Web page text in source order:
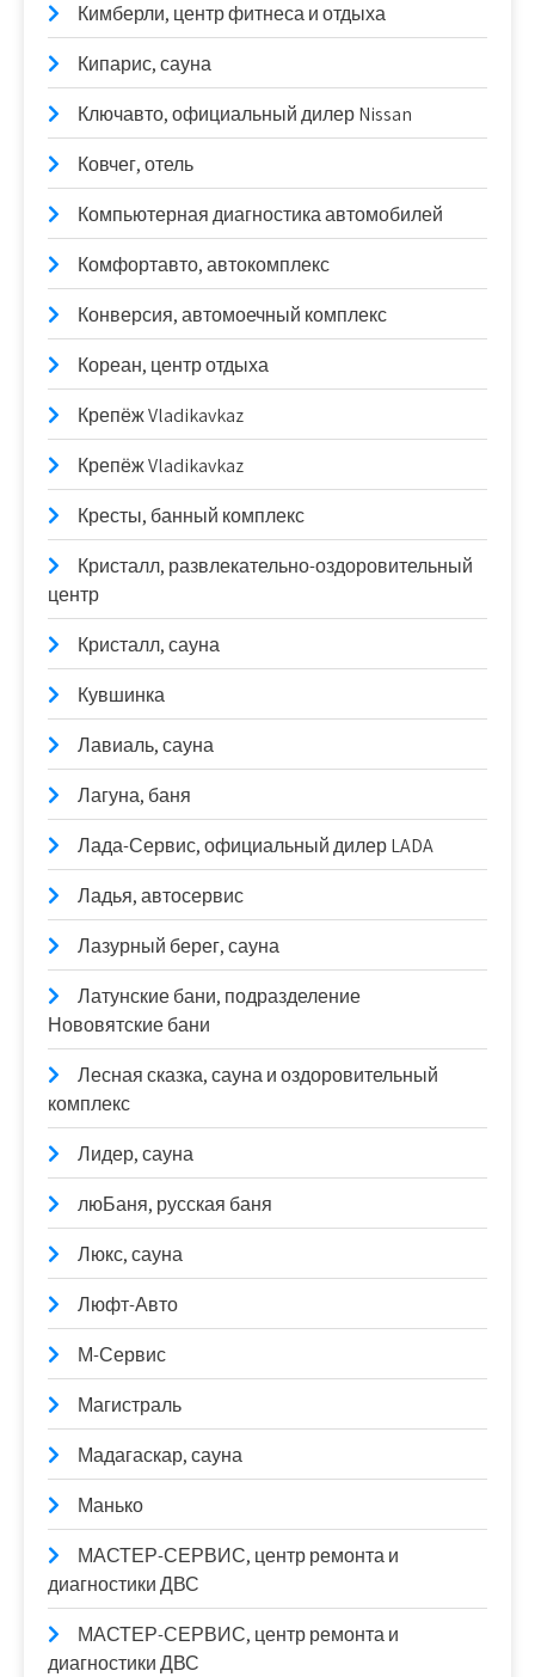
Кимберли, центр фитнеса и отдыха
Кипарис, сауна
Ключавто, официальный дилер Nissan
Ковчег, отель
Компьютерная диагностика автомобилей
Комфортавто, автокомплекс
Конверсия, автомоечный комплекс
Кореан, центр отдыха
Крепёж Vladikavkaz
Крепёж Vladikavkaz
Кресты, банный комплекс
Кристалл, развлекательно-оздоровительный
центр
Кристалл, сауна
Кувшинка
Лавиаль, сауна
Лагуна, баня
Лада-Сервис, официальный дилер LADA
Ладья, автосервис
Лазурный берег, сауна
Латунские бани, подразделение
Нововятские бани
Лесная сказка, сауна и оздоровительный
комплекс
Лидер, сауна
люБаня, русская баня
Люкс, сауна
Люфт-Авто
М-Сервис
Магистраль
Мадагаскар, сауна
Манько
МАСТЕР-СЕРВИС, центр ремонта и
диагностики ДВС
МАСТЕР-СЕРВИС, центр ремонта и
диагностики ДВС